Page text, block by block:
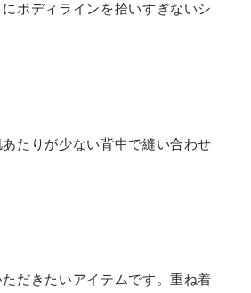
ボディラインを拾いすぎないシ
たりが少ない背中で縫い合わせ
だきたいアイテムです。重ね着